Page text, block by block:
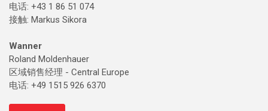
电话: +43 1 86 51 074
接触: Markus Sikora
Wanner
Roland Moldenhauer
区域销售经理 - Central Europe
电话: +49 1515 926 6370